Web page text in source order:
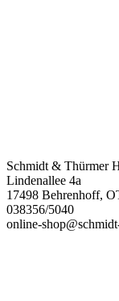
Schmidt & Thürmer
Lindenallee 4a
17498 Behrenhoff,
038356/5040
online-